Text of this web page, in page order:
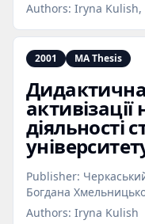
Authors: Iryna Kulish,
2001 MA Thesis
Дидактична
діяльності
Publisher:
Богдана
Authors: Iryna Kulish